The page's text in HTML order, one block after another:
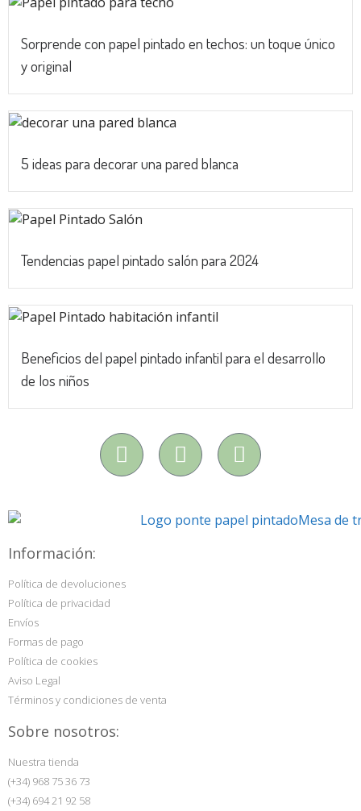
Sorprende con papel pintado en techos: un toque único
y original
5 ideas para decorar una pared blanca
Tendencias papel pintado salón para 2024
Beneficios del papel pintado infantil para el desarrollo
de los niños
Información:
Política de devoluciones
Política de privacidad
Envíos
Formas de pago
Política de cookies
Aviso Legal
Términos y condiciones de venta
Sobre nosotros:
Nuestra tienda
(+34) 968 75 36 73
(+34) 694 21 92 58